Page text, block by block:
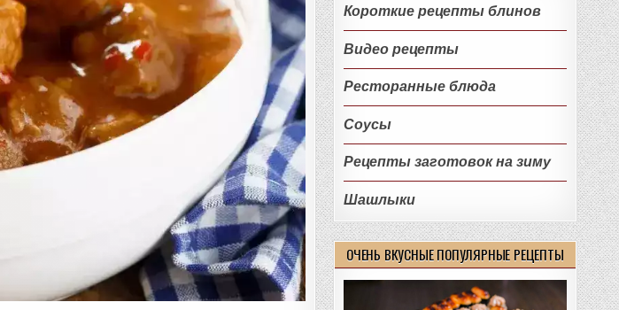
Короткие рецепты блинов
Видео рецепты
Ресторанные блюда
Соусы
Рецепты заготовок на зиму
Шашлыки
ОЧЕНЬ ВКУСНЫЕ ПОПУЛЯРНЫЕ РЕЦЕПТЫ